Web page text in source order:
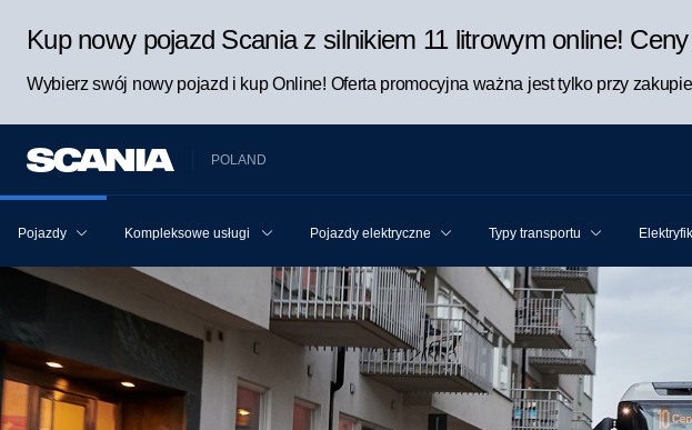
Kup nowy pojazd Scania z silnikiem 11 litrowym online!
Wybierz swój nowy pojazd i kup Online! Oferta promocyjna ważna jest tylko przy
POLAND
Pojazdy Kompleksowe usługi Scania dla pojazdu i kierowcy
Pojazdy elektryczne Typy transportu